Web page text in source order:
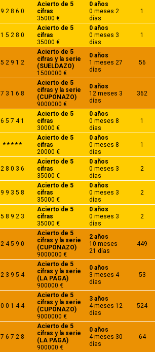
9 2 8 6 0
Acierto de 5
cifras
35000 €
0 años
0 meses 2
días
1
1 5 2 8 0
Acierto de 5
cifras
35000 €
0 años
0 meses 3
días
1
5 2 9 1 2
Acierto de 5
cifras y la serie
(SUELDAZO)
1500000 €
0 años
1 meses 27
días
56
7 3 1 6 8
Acierto de 5
cifras y la serie
(CUPONAZO)
9000000 €
0 años
12 meses 3
días
362
6 5 7 4 1
Acierto de 5
cifras
30000 €
0 años
0 meses 8
días
1
* * * * *
Acierto de 5
cifras
20000 €
0 años
0 meses 8
días
1
2 8 0 3 6
Acierto de 5
cifras
35000 €
0 años
0 meses 3
días
2
9 9 3 5 8
Acierto de 5
cifras
35000 €
0 años
0 meses 3
días
2
5 8 9 2 3
Acierto de 5
cifras
35000 €
0 años
0 meses 3
días
2
2 4 5 9 0
Acierto de 5
cifras y la serie
(CUPONAZO)
9000000 €
2 años
10 meses
21 días
449
2 3 9 5 4
Acierto de 5
cifras y la serie
(LA PAGA)
900000 €
0 años
3 meses 4
días
53
0 0 1 4 4
Acierto de 5
cifras y la serie
(CUPONAZO)
9000000 €
3 años
4 meses 12
días
524
7 6 7 2 8
Acierto de 5
cifras y la serie
(LA PAGA)
900000 €
0 años
4 meses 30
días
64